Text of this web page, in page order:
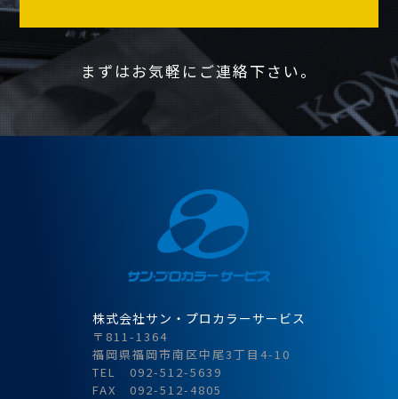
まずはお気軽にご連絡下さい。
株式会社サン・プロカラーサービス
〒811-1364
福岡県福岡市南区中尾3丁目4-10
TEL 092-512-5639
FAX 092-512-4805